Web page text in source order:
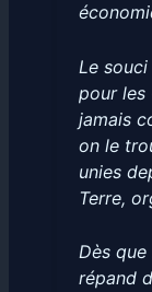
Le
pour les
jamais
on le
unies
Terre,
Dès
répand